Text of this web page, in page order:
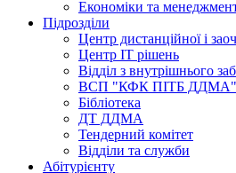
Економіки та
Підрозділи
Центр дистанційної і
Центр ІТ рішень
Відділ з внутрішнього
ВСП "КФК ПІТБ ДДМА"
Бібліотека
ДТ ДДМА
Тендерний комітет
Відділи та служби
Абітурієнту